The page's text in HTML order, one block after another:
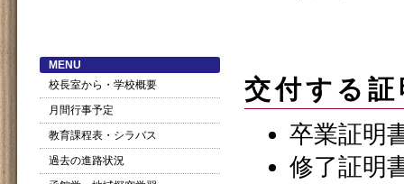
交付する
卒業証明
修了証明
MENU
校長室から・学校概要
月間行事予定
教育課程表・シラバス
過去の進路状況